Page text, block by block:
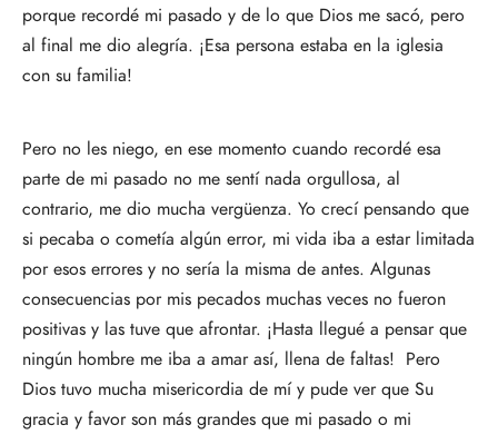
porque recordé mi pasado y de lo que Dios me sacó, pero
al final me dio alegría. ¡Esa persona estaba en la iglesia
con su familia!
Pero no les niego, en ese momento cuando recordé esa
parte de mi pasado no me sentí nada orgullosa, al
contrario, me dio mucha vergüenza. Yo crecí pensando que
si pecaba o cometía algún error, mi vida iba a estar limitada
por esos errores y no sería la misma de antes. Algunas
consecuencias por mis pecados muchas veces no fueron
positivas y las tuve que afrontar. ¡Hasta llegué a pensar que
ningún hombre me iba a amar así, llena de faltas! Pero
Dios tuvo mucha misericordia de mí y pude ver que Su
gracia y favor son más grandes que mi pasado o mi